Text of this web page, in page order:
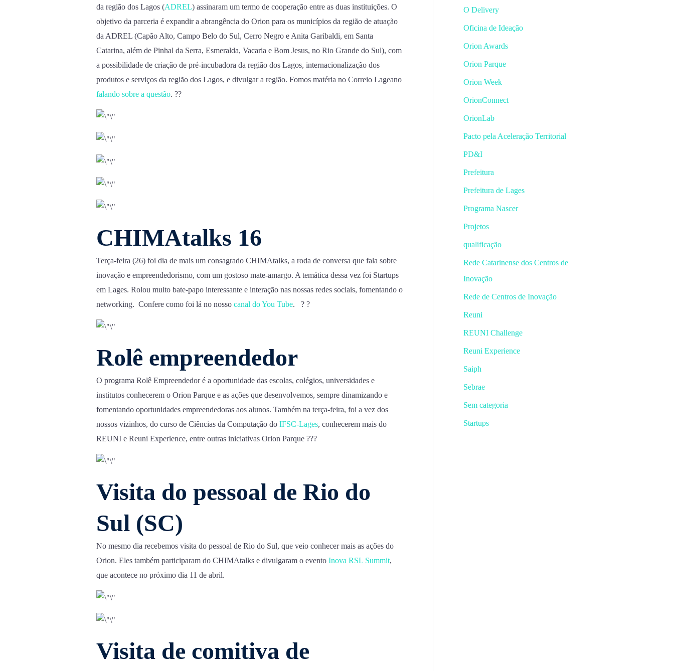
da região dos Lagos (ADREL) assinaram um termo de cooperação entre as duas instituições. O
objetivo da parceria é expandir a abrangência do Orion para os municípios da região de atuação
da ADREL (Capão Alto, Campo Belo do Sul, Cerro Negro e Anita Garibaldi, em Santa
Catarina, além de Pinhal da Serra, Esmeralda, Vacaria e Bom Jesus, no Rio Grande do Sul), com
a possibilidade de criação de pré-incubadora da região dos Lagos, internacionalização dos
produtos e serviços da região dos Lagos, e divulgar a região. Fomos matéria no Correio Lageano
falando sobre a questão. ??
CHIMAtalks 16
Terça-feira (26) foi dia de mais um consagrado CHIMAtalks, a roda de conversa que fala sobre
inovação e empreendedorismo, com um gostoso mate-amargo. A temática dessa vez foi Startups
em Lages. Rolou muito bate-papo interessante e interação nas nossas redes sociais, fomentando o
networking. Confere como foi lá no nosso canal do You Tube. ? ?
Rolê empreendedor
O programa Rolê Empreendedor é a oportunidade das escolas, colégios, universidades e
institutos conhecerem o Orion Parque e as ações que desenvolvemos, sempre dinamizando e
fomentando oportunidades empreendedoras aos alunos. Também na terça-feira, foi a vez dos
nossos vizinhos, do curso de Ciências da Computação do IFSC-Lages, conhecerem mais do
REUNI e Reuni Experience, entre outras iniciativas Orion Parque ???
Visita do pessoal de Rio do
Sul (SC)
No mesmo dia recebemos visita do pessoal de Rio do Sul, que veio conhecer mais as ações do
Orion. Eles também participaram do CHIMAtalks e divulgaram o evento Inova RSL Summit,
que acontece no próximo dia 11 de abril.
Visita de comitiva de
O Delivery
Oficina de Ideação
Orion Awards
Orion Parque
Orion Week
OrionConnect
OrionLab
Pacto pela Aceleração Territorial
PD&I
Prefeitura
Prefeitura de Lages
Programa Nascer
Projetos
qualificação
Rede Catarinense dos Centros de
Inovação
Rede de Centros de Inovação
Reuni
REUNI Challenge
Reuni Experience
Saiph
Sebrae
Sem categoria
Startups